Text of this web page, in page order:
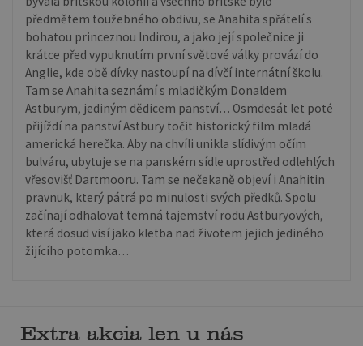
předmětem toužebného obdivu, se Anahita spřátelí s
bohatou princeznou Indirou, a jako její společnice ji
krátce před vypuknutím první světové války provází do
Anglie, kde obě dívky nastoupí na dívčí internátní školu.
Tam se Anahita seznámí s mladičkým Donaldem
Astburym, jediným dědicem panství… Osmdesát let poté
přijíždí na panství Astbury točit historický film mladá
americká herečka. Aby na chvíli unikla slídivým očím
bulváru, ubytuje se na panském sídle uprostřed odlehlých
vřesovišť Dartmooru. Tam se nečekaně objeví i Anahitin
pravnuk, který pátrá po minulosti svých předků. Spolu
začínají odhalovat temná tajemství rodu Astburyových,
která dosud visí jako kletba nad životem jejich jediného
žijícího potomka…
Extra akcia len u nás